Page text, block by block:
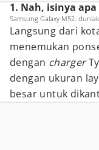
1. Nah, isinya apa
Samsung Galaxy M52.
Langsung dari
menemukan
dengan charger
dengan ukuran
besar untuk